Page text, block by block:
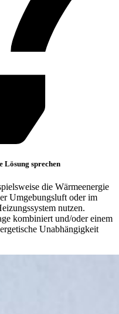
Lösung sprechen
die Wärmeenergie
Umgebungsluft oder im
nutzen.
kombiniert und/oder einem
Unabhängigkeit